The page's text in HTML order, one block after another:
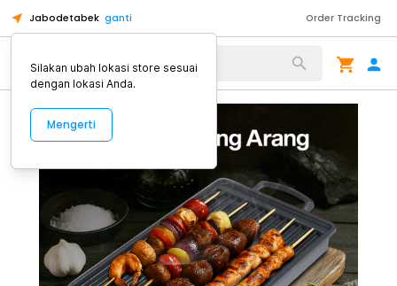
Jabodetabek ganti Order Tracking
Alat Kopi
Silakan ubah lokasi store sesuai
dengan lokasi Anda.
Mengerti